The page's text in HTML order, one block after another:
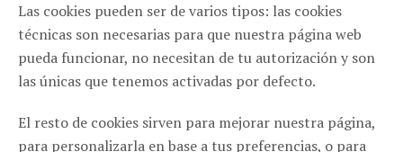
Las cookies pueden ser de varios tipos: las cookies
técnicas son necesarias para que nuestra página web
pueda funcionar, no necesitan de tu autorización y son
las únicas que tenemos activadas por defecto.
El resto de cookies sirven para mejorar nuestra página,
para personalizarla en base a tus preferencias, o para
C/ Cinco de marzo, 18 - Pta. 4ª Of.3 50004, Zaragoza
(España)
976 116 271
info@haikucomunicacion.com
MADRID